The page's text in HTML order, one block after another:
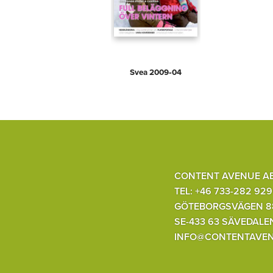
Svea 2009‑04
CONTENT AVENUE
TEL: +46 733-282 929
GÖTEBORGSVÄGEN
SE-433 63